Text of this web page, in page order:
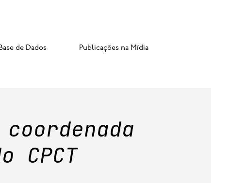
de Dados Publicações na Mídia
CPCT